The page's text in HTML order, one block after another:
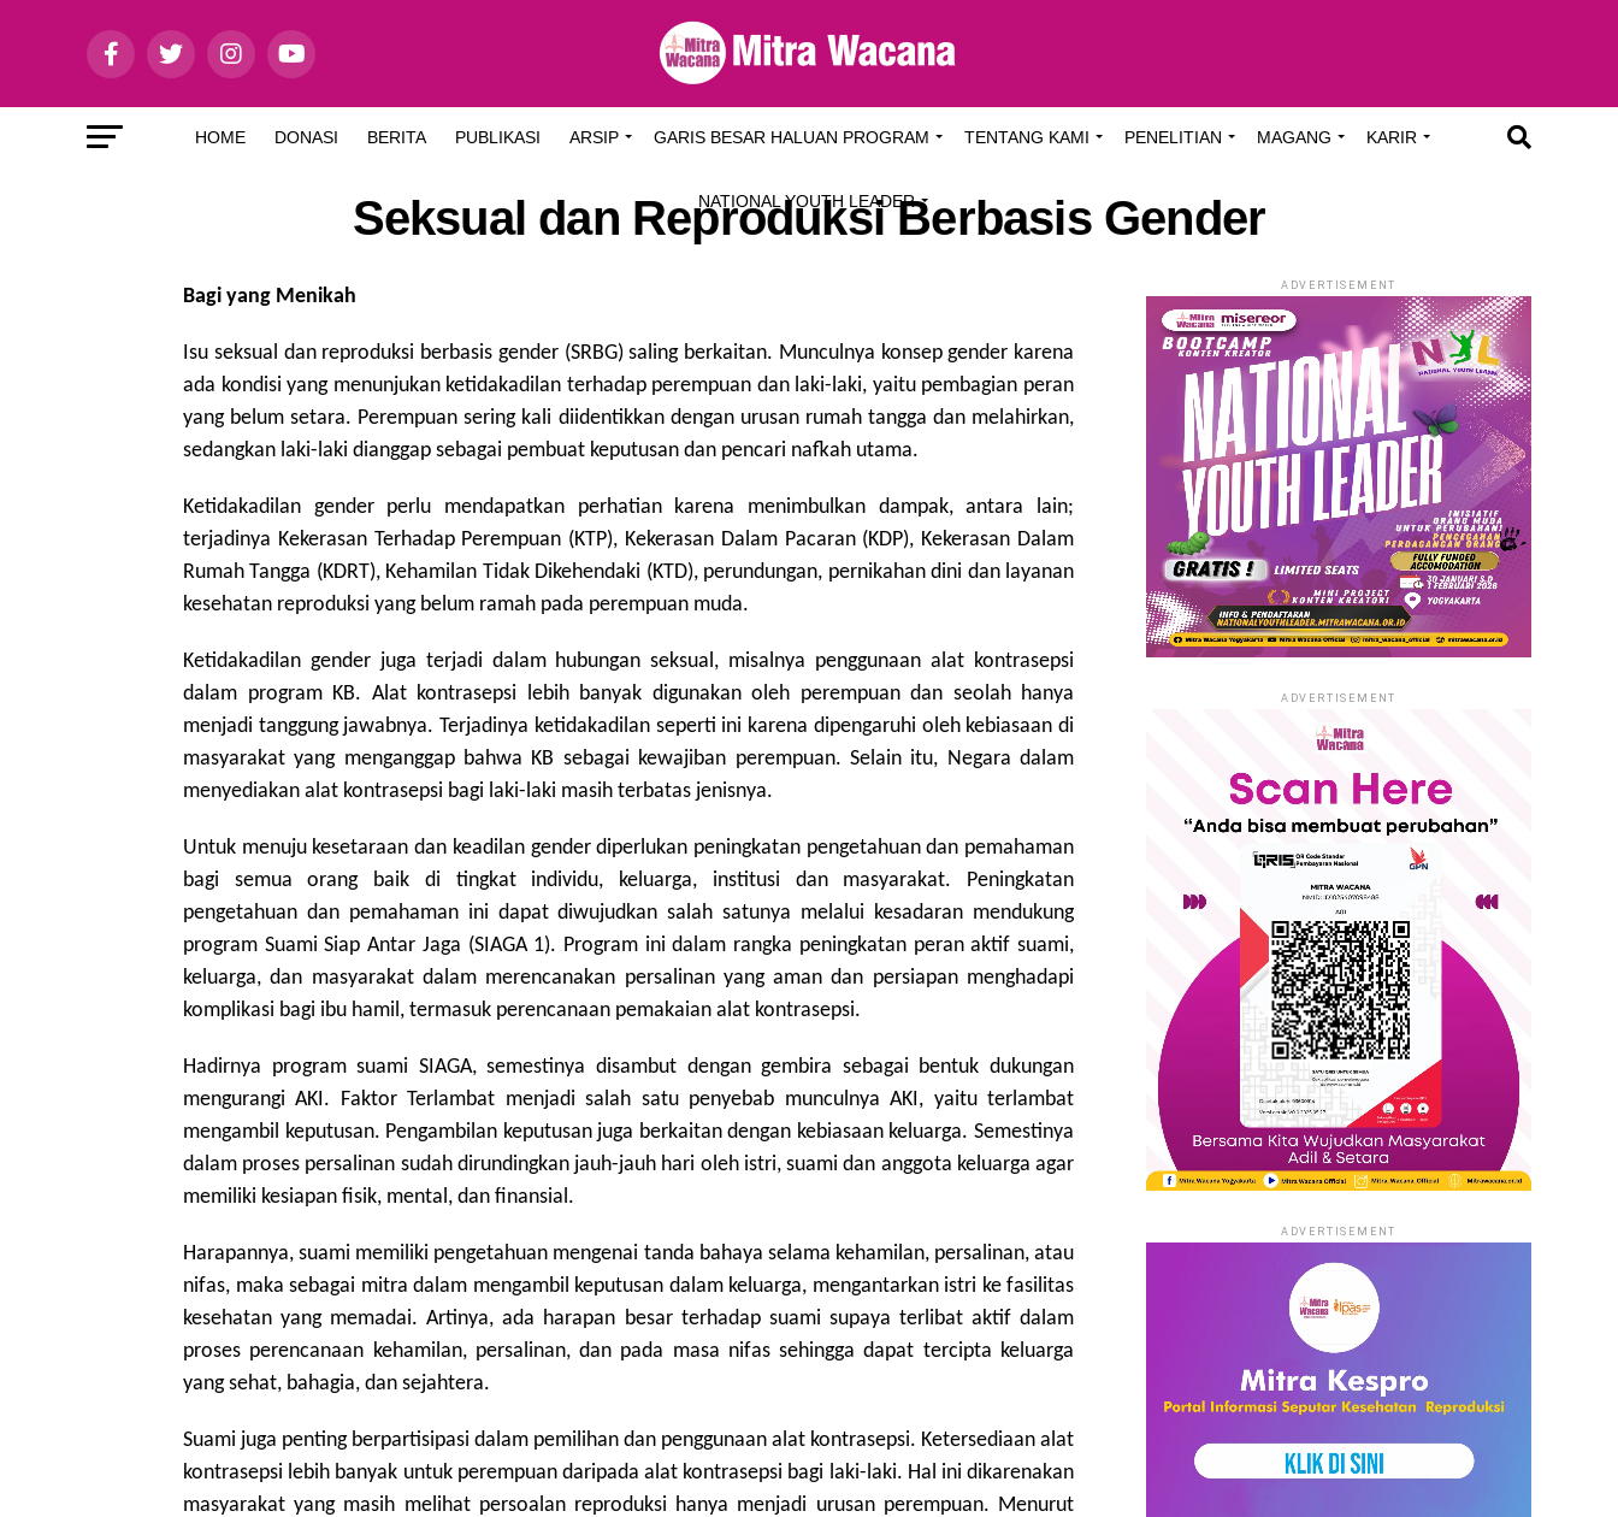
HOME DONASI BERITA PUBLIKASI ARSIP GARIS BESAR HALUAN PROGRAM TENTANG KAMI PENELITIAN MAGANG KARIR
NATIONAL YOUTH LEADER
Seksual dan Reproduksi Berbasis Gender
Bagi yang Menikah
Isu seksual dan reproduksi berbasis gender (SRBG) saling berkaitan. Munculnya konsep gender karena
ada kondisi yang menunjukan ketidakadilan terhadap perempuan dan laki-laki, yaitu pembagian peran
yang belum setara. Perempuan sering kali diidentikkan dengan urusan rumah tangga dan melahirkan,
sedangkan laki-laki dianggap sebagai pembuat keputusan dan pencari nafkah utama.
Ketidakadilan gender perlu mendapatkan perhatian karena menimbulkan dampak, antara lain;
terjadinya Kekerasan Terhadap Perempuan (KTP), Kekerasan Dalam Pacaran (KDP), Kekerasan Dalam
Rumah Tangga (KDRT), Kehamilan Tidak Dikehendaki (KTD), perundungan, pernikahan dini dan layanan
kesehatan reproduksi yang belum ramah pada perempuan muda.
Ketidakadilan gender juga terjadi dalam hubungan seksual, misalnya penggunaan alat kontrasepsi
dalam program KB. Alat kontrasepsi lebih banyak digunakan oleh perempuan dan seolah hanya
menjadi tanggung jawabnya. Terjadinya ketidakadilan seperti ini karena dipengaruhi oleh kebiasaan di
masyarakat yang menganggap bahwa KB sebagai kewajiban perempuan. Selain itu, Negara dalam
menyediakan alat kontrasepsi bagi laki-laki masih terbatas jenisnya.
Untuk menuju kesetaraan dan keadilan gender diperlukan peningkatan pengetahuan dan pemahaman
bagi semua orang baik di tingkat individu, keluarga, institusi dan masyarakat. Peningkatan
pengetahuan dan pemahaman ini dapat diwujudkan salah satunya melalui kesadaran mendukung
program Suami Siap Antar Jaga (SIAGA 1). Program ini dalam rangka peningkatan peran aktif suami,
keluarga, dan masyarakat dalam merencanakan persalinan yang aman dan persiapan menghadapi
komplikasi bagi ibu hamil, termasuk perencanaan pemakaian alat kontrasepsi.
Hadirnya program suami SIAGA, semestinya disambut dengan gembira sebagai bentuk dukungan
mengurangi AKI. Faktor Terlambat menjadi salah satu penyebab munculnya AKI, yaitu terlambat
mengambil keputusan. Pengambilan keputusan juga berkaitan dengan kebiasaan keluarga. Semestinya
dalam proses persalinan sudah dirundingkan jauh-jauh hari oleh istri, suami dan anggota keluarga agar
memiliki kesiapan fisik, mental, dan finansial.
Harapannya, suami memiliki pengetahuan mengenai tanda bahaya selama kehamilan, persalinan, atau
nifas, maka sebagai mitra dalam mengambil keputusan dalam keluarga, mengantarkan istri ke fasilitas
kesehatan yang memadai. Artinya, ada harapan besar terhadap suami supaya terlibat aktif dalam
proses perencanaan kehamilan, persalinan, dan pada masa nifas sehingga dapat tercipta keluarga
yang sehat, bahagia, dan sejahtera.
Suami juga penting berpartisipasi dalam pemilihan dan penggunaan alat kontrasepsi. Ketersediaan alat
kontrasepsi lebih banyak untuk perempuan daripada alat kontrasepsi bagi laki-laki. Hal ini dikarenakan
masyarakat yang masih melihat persoalan reproduksi hanya menjadi urusan perempuan. Menurut
ADVERTISEMENT
ADVERTISEMENT
ADVERTISEMENT